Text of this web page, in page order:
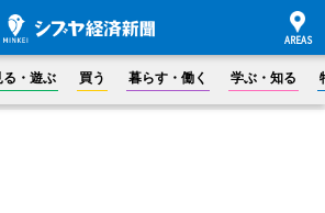
る・遊ぶ 買う 暮らす・働く 学ぶ・知る